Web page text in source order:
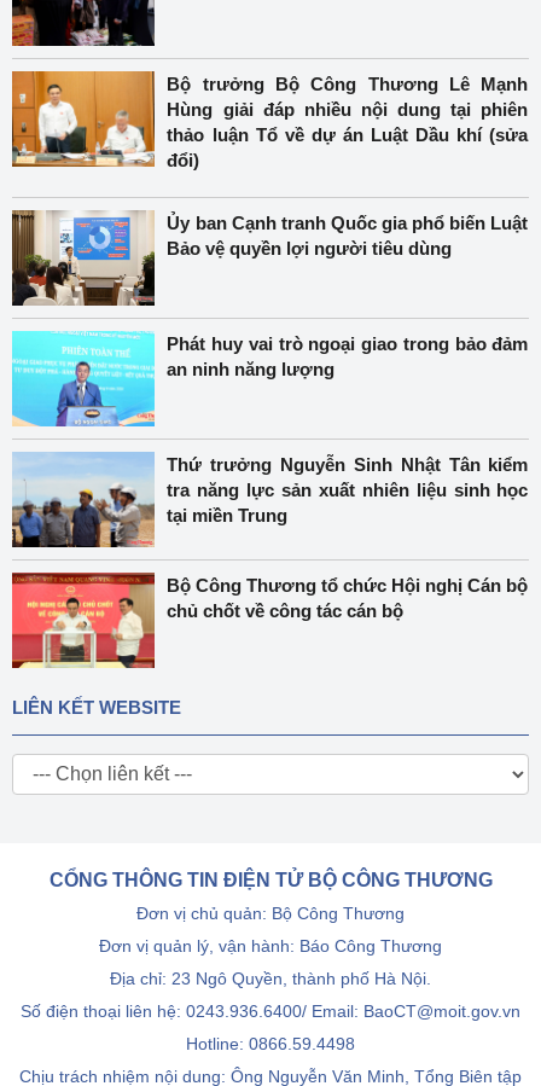
Bộ trưởng Bộ Công Thương Lê Mạnh
Hùng giải đáp nhiều nội dung tại phiên
thảo luận Tổ về dự án Luật Dầu khí (sửa
đổi)
Ủy ban Cạnh tranh Quốc gia phổ biến Luật
Bảo vệ quyền lợi người tiêu dùng
Phát huy vai trò ngoại giao trong bảo đảm
an ninh năng lượng
Thứ trưởng Nguyễn Sinh Nhật Tân kiểm
tra năng lực sản xuất nhiên liệu sinh học
tại miền Trung
Bộ Công Thương tổ chức Hội nghị Cán bộ
chủ chốt về công tác cán bộ
LIÊN KẾT WEBSITE
CỔNG THÔNG TIN ĐIỆN TỬ BỘ CÔNG THƯƠNG
Đơn vị chủ quản: Bộ Công Thương
Đơn vị quản lý, vận hành: Báo Công Thương
Địa chỉ: 23 Ngô Quyền, thành phố Hà Nội.
Số điện thoại liên hệ: 0243.936.6400/ Email: BaoCT@moit.gov.vn
Hotline: 0866.59.4498
Chịu trách nhiệm nội dung: Ông Nguyễn Văn Minh, Tổng Biên tập